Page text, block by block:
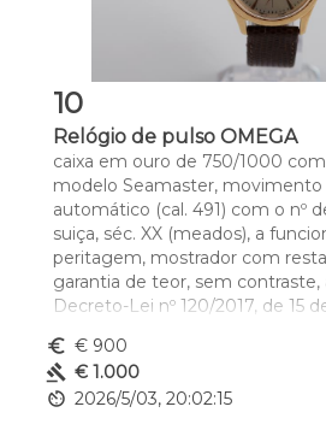
10
Relógio de pulso OMEGA
caixa em ouro de 750/1000 com
modelo Seamaster,
automático (cal. 491) com o nº
suiça, séc. XX (meados), a
peritagem, mostrador com
garantia de teor, sem contraste,
Decreto-Lei nº 120/2017, de 15
Dim. - 3,3 cm
euro_symbol € 900
gavel € 1.000
av_timer 2026/5/03, 20:02:15